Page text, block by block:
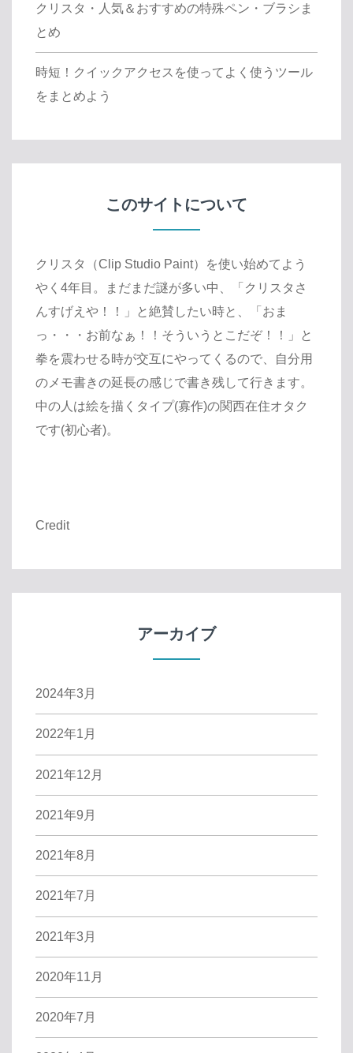
クリスタ・人気＆おすすめの特殊ペン・ブラシま
とめ
時短！クイックアクセスを使ってよく使うツール
をまとめよう
このサイトについて
クリスタ（Clip Studio Paint）を使い始めてよう
やく4年目。まだまだ謎が多い中、「クリスタさ
んすげえや！！」と絶賛したい時と、「おま
っ・・・お前なぁ！！そういうとこだぞ！！」と
拳を震わせる時が交互にやってくるので、自分用
のメモ書きの延長の感じで書き残して行きます。
中の人は絵を描くタイプ(寡作)の関西在住オタク
です(初心者)。
Credit
アーカイブ
2024年3月
2022年1月
2021年12月
2021年9月
2021年8月
2021年7月
2021年3月
2020年11月
2020年7月